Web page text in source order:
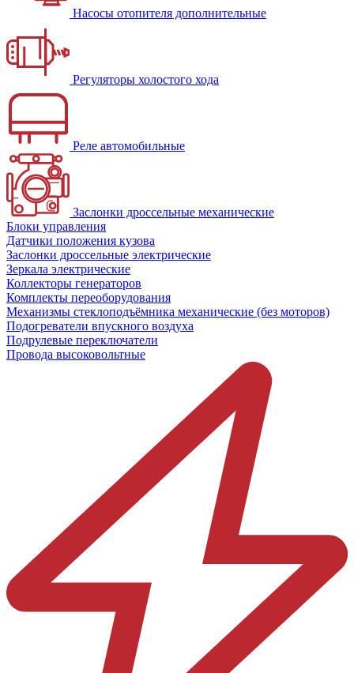
Насосы отопителя дополнительные
Регуляторы холостого хода
Реле автомобильные
Заслонки дроссельные механические
Блоки управления
Датчики положения кузова
Заслонки дроссельные электрические
Зеркала электрические
Коллекторы генераторов
Комплекты переоборудования
Механизмы стеклоподъёмника механические (без моторов)
Подогреватели впускного воздуха
Подрулевые переключатели
Провода высоковольтные